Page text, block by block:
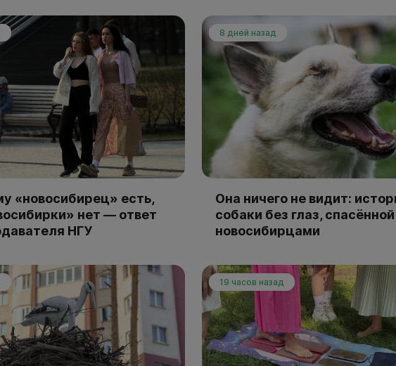
«новосибирец» есть,
нет — ответ
НГУ
8 дней назад
Она ничего не видит:
собаки без глаз, спасённой
новосибирцами
19 часов назад